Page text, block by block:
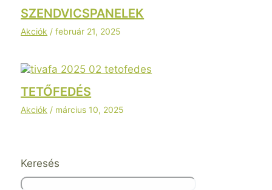
SZENDVICSPANELEK
Akciók /február 21, 2025
TETŐFEDÉS
Akciók / március 10, 2025
Keresés